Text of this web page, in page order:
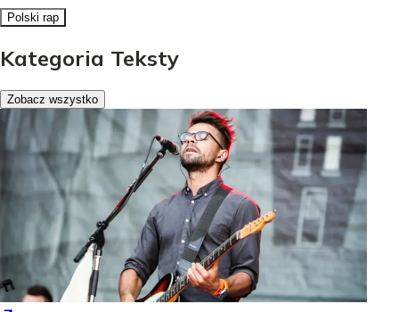
Polski rap
Kategoria Teksty
Zobacz wszystko